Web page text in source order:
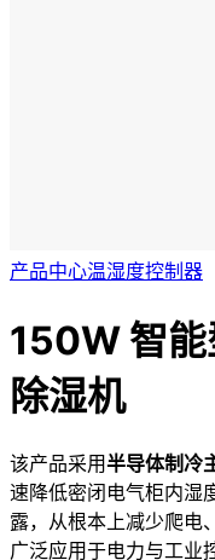
产品中心温湿度控制器
150W 智能
除湿机
该产品采用半导体制冷
速降低密闭电气柜内湿
露，从根本上减少爬电
广泛应用于电力与工业